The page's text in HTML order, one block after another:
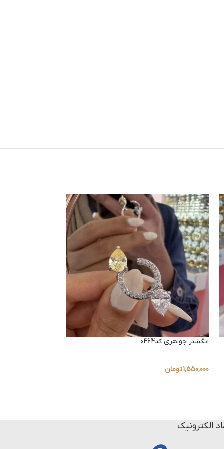
انگشتر جواهری کد0464
1,550,000تومان
الکترونیک